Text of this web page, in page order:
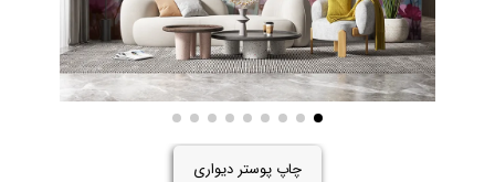
چاپ پوستر دیواری